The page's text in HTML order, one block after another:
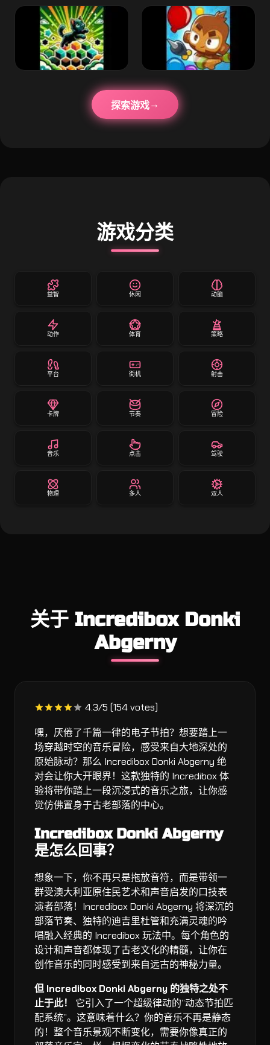
探索游戏
游戏分类
益智 休闲 动脑
动作 体育 策略
平台 街机 射击
卡牌 节奏 冒险
音乐 点击 驾驶
物理 多人 双人
关于 Incredibox Donki
Abgerny
4.3/5 (154 votes)
嘿，厌倦了千篇一律的电子节拍？想要踏上一
场穿越时空的音乐冒险，感受来自大地深处的
原始脉动？那么 Incredibox Donki Abgerny 绝
对会让你大开眼界！这款独特的 Incredibox 体
验将带你踏上一段沉浸式的音乐之旅，让你感
觉仿佛置身于古老部落的中心。
Incredibox Donki Abgerny
是怎么回事？
想象一下，你不再只是拖放音符，而是带领一
群受澳大利亚原住民艺术和声音启发的口技表
演者部落！Incredibox Donki Abgerny 将深沉的
部落节奏、独特的迪吉里杜管和充满灵魂的吟
唱融入经典的 Incredibox 玩法中。每个角色的
设计和声音都体现了古老文化的精髓，让你在
创作音乐的同时感受到来自远古的神秘力量。
但 Incredibox Donki Abgerny 的独特之处不
止于此！
它引入了一个超级律动的”动态节拍匹
配系统”。这意味着什么？你的音乐不再是静态
的！整个音乐景观不断变化，需要你像真正的